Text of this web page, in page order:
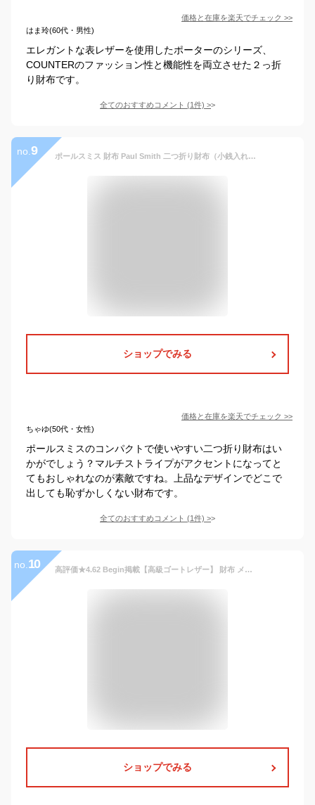
価格と在庫を楽天でチェック >>
はま玲(60代・男性)
エレガントな表レザーを使用したポーターのシリーズ、
COUNTERのファッション性と機能性を両立させた２っ折
り財布です。
全てのおすすめコメント (1件) >
no. 9 ポールスミス 財布 Paul Smith 二つ折り財布（小銭入れあり）メンズ ブラック マルチストライプ M1A-4833-AINSET 79 【在庫あり】【誕生日 お祝い プレゼント ギフト 贈り物】
ショップでみる
価格と在庫を楽天でチェック >>
ちゃゆ(50代・女性)
ポールスミスのコンパクトで使いやすい二つ折り財布はい
かがでしょう？マルチストライプがアクセントになってと
てもおしゃれなのが素敵ですね。上品なデザインでどこで
出しても恥ずかしくない財布です。
全てのおすすめコメント (1件) >
no. 10 高評価★4.62 Begin掲載【高級ゴートレザー】 財布 メンズ 二つ折り スキミング防止 やぎ革 薄型 軽量 本革 大容量 収納 カード 男性 ボックス型 box型 二つ折り財布 メンズ財布 レザー 革 人気 折りたたみ 2つ折り ブランド 薄い 軽い プレゼント ギフト MURA 公式 30日保障
ショップでみる